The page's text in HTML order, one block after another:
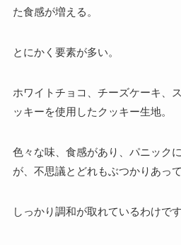
た食感が増える。
とにかく要素が多い。
ホワイトチョコ、チーズケーキ、
ッキーを使用したクッキー生地。
色々な味、食感があり、 パニック
が、不思議とどれもぶつかりあって
しっかり調和が取れているわけです